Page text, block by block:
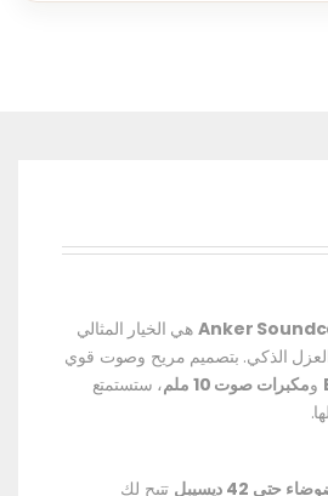
Ankerهي الخيار المثالي
الذكي. بتصميم مريح وصوت قوي
ومكبرات صوت 10 ملم
، ستستمتع
تتيح لك